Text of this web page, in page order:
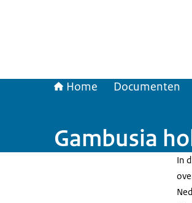
Home Documenten
Gambusia
In